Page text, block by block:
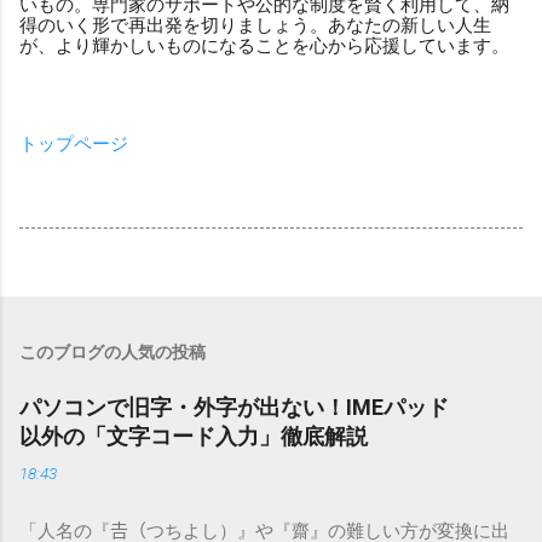
得のいく形で再出発を切りましょう。あなたの新しい人生
が、より輝かしいものになることを心から応援しています。
トップページ
このブログの人気の投稿
パソコンで旧字・外字が出ない！IMEパッド
以外の「文字コード入力」徹底解説
18:43
「人名の『𠮷（つちよし）』や『齋』の難しい方が変換に出